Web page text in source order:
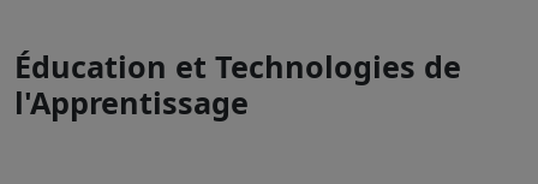
Éducation et Technologies de
l'Apprentissage